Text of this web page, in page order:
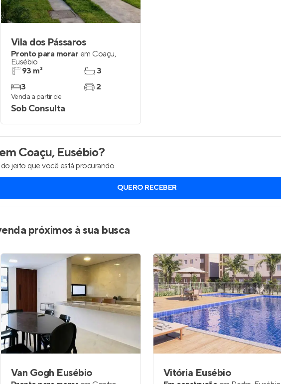
Entrar no Apto
Vila dos Pássaros
Pronto para morar em Coaçu,
Eusébio
93 m²
3
3
2
Venda a partir de
Sob Consulta
em Coaçu, Eusébio?
jeito que você está procurando.
QUERO RECEBER
próximos à sua busca
Van Gogh Eusébio Vitória Eusébio